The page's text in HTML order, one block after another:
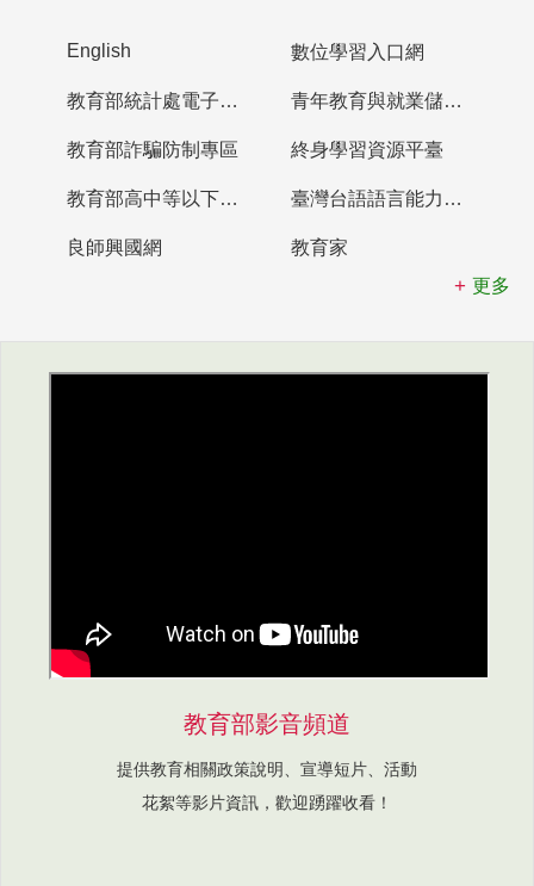
English 數位學習入口網
教育部統計處電子書櫃 青年教育與就業儲蓄帳戶
教育部詐騙防制專區 終身學習資源平臺
教育部高中等以下學校及幼兒園教師資格檢定考試 臺灣台語語言能力認證網站
良師興國網
教育家
更多
教育部影音頻道
提供教育相關政策說明、宣導短片、活動
花絮等影片資訊，歡迎踴躍收看！